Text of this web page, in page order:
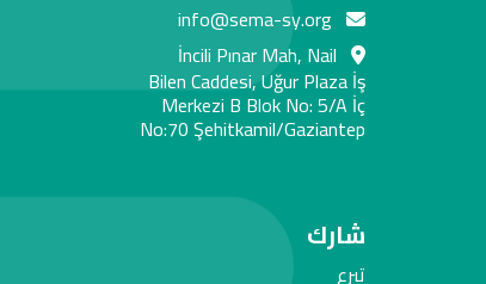
info@sema-sy.org
İncili Pınar Mah, Nail
Bilen Caddesi, Uğur Plaza İş
Merkezi B Blok No: 5/A İç
No:70 Şehitkamil/Gaziantep
شارك
تبرع